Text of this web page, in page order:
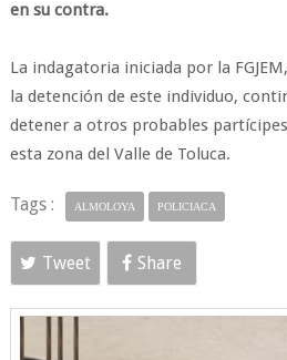
en su contra.
La indagatoria iniciada por la
la detención de este individuo,
detener a otros probables
esta zona del Valle de Toluca.
Tags : ALMOLOYA POLICIACA
Tweet Share